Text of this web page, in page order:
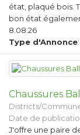
état, plaqué bois.
bon état
8.08.26
Type d'Annonce
Chaussures
Districts/
Date de
J'offre une paire